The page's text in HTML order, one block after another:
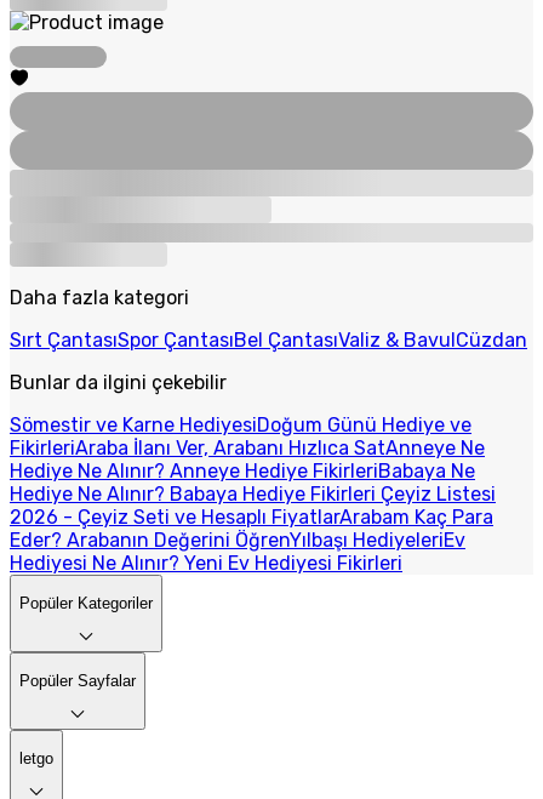
Daha fazla kategori
Sırt ÇantasıSpor ÇantasıBel ÇantasıValiz & BavulCüzdan
Bunlar da ilgini çekebilir
Sömestir ve Karne HediyesiDoğum Günü Hediye ve
FikirleriAraba İlanı Ver, Arabanı Hızlıca SatAnneye Ne
Hediye Ne Alınır? Anneye Hediye FikirleriBabaya Ne
Hediye Ne Alınır? Babaya Hediye Fikirleri Çeyiz Listesi
2026 - Çeyiz Seti ve Hesaplı FiyatlarArabam Kaç Para
Eder? Arabanın Değerini ÖğrenYılbaşı HediyeleriEv
Hediyesi Ne Alınır? Yeni Ev Hediyesi Fikirleri
Popüler Kategoriler
Popüler Sayfalar
letgo